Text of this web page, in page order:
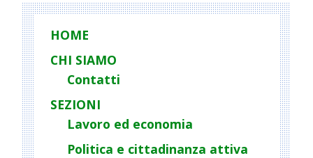
HOME
CHI SIAMO
Contatti
SEZIONI
Lavoro ed economia
Politica e cittadinanza attiva